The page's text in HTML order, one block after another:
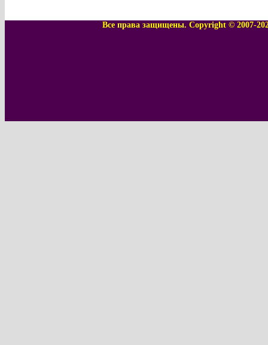
Все права защищены. Copyright © 2007-